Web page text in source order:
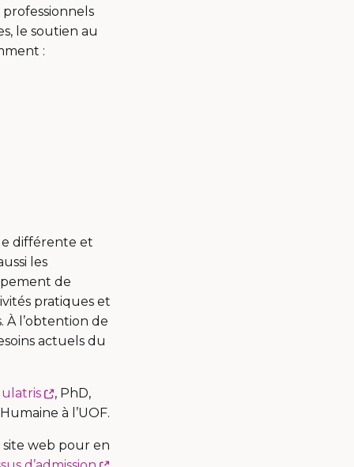
le soutien au
:
différente et
les
de
pratiques et
l’obtention de
actuels du
Ce
lien
dans
, PhD,
à l’UOF.
site web pour en